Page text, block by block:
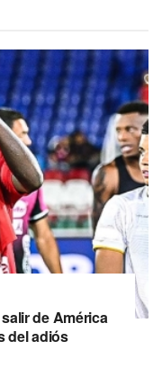
de América
del adiós